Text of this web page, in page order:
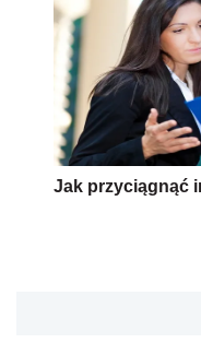
Jak przyciągnąć